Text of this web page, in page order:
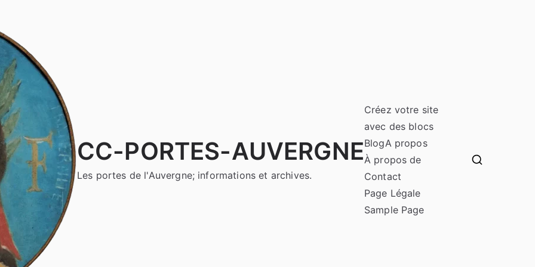
CC-PORTES-AUVERGNE
Les portes de l'Auvergne; informations et archives.
Créez votre site
avec des blocs
BlogA propos
À propos de
Contact
Page Légale
Sample Page